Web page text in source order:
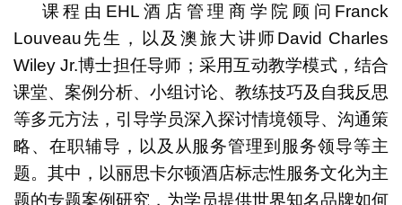
课程由EHL酒店管理商学院顾问Franck
Louveau先生，以及澳旅大讲师David Charles
Wiley Jr.博士担任导师；采用互动教学模式，结合
课堂、案例分析、小组讨论、教练技巧及自我反思
等多元方法，引导学员深入探讨情境领导、沟通策
略、在职辅导，以及从服务管理到服务领导等主
题。其中，以丽思卡尔顿酒店标志性服务文化为主
题的专题案例研究，为学员提供世界知名品牌如何